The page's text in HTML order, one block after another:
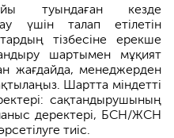
туындаған кезде
үшін талап етілетін
тізбесіне ерекше
шартымен мұқият
жағдайда, менеджерден
Шартта міндетті
сақтандырушының
деректері, БСН/ЖСН
тиіс.